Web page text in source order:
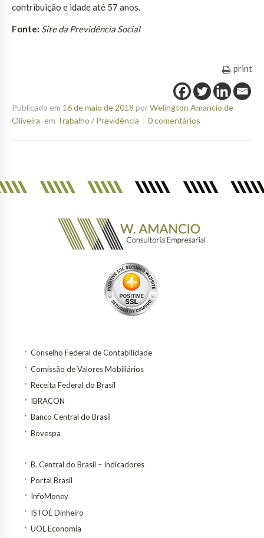
contribuição e idade até 57 anos.
Fonte: Site da Previdência Social
print
Publicado em 16 de maio de 2018 porWelington Amancio de
Oliveira em Trabalho / Previdência 0 comentários
Conselho Federal de Contabilidade
Comissão de Valores Mobiliários
Receita Federal do Brasil
IBRACON
Banco Central do Brasil
Bovespa
B. Central do Brasil – Indicadores
Portal Brasil
InfoMoney
ISTOÉ Dinheiro
UOL Economia